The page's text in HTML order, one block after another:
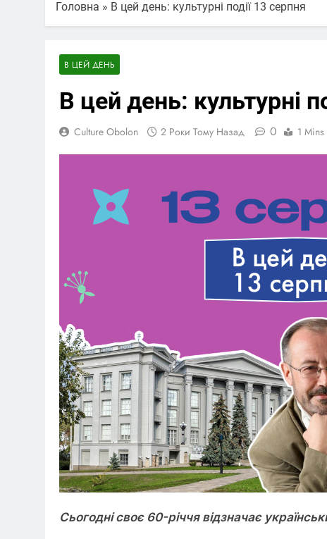
Головна » В цей день: культурні події 13 серпня
В ЦЕЙ ДЕНЬ
В цей день: культурні
Culture Obolon 2 Роки Тому Назад 0 1 Mins
Сьогодні своє 60-річчя відзначає